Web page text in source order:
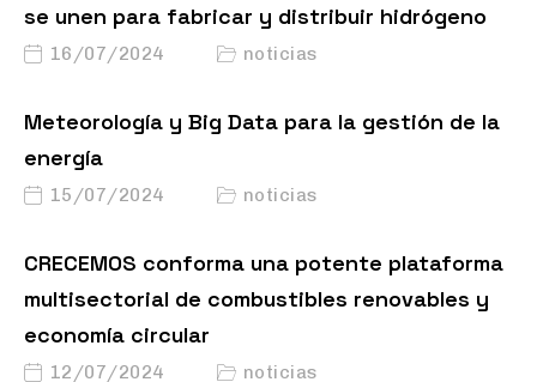
se unen para fabricar y distribuir hidrógeno
16/07/2024 noticias
Meteorología y Big Data para la gestión de la
energía
15/07/2024 noticias
CRECEMOS conforma una potente plataforma
multisectorial de combustibles renovables y
economía circular
12/07/2024 noticias